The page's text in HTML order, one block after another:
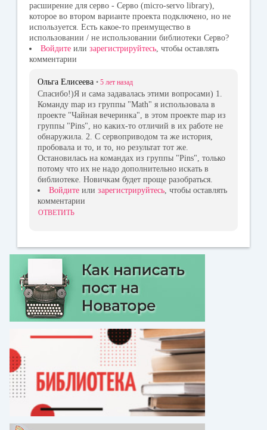
расширение для серво - Серво (micro-servo library),
которое во втором варианте проекта подключено, но не
используется. Есть какое-то преимущество в
использовании / не использовании библиотеки Серво?
Войдите или зарегистрируйтесь , чтобы оставлять
комментарии
Ольга Елисеева • 5 лет назад
Спасибо!)Я и сама задавалась этими вопросами) 1.
Команду map из группы "Math" я использовала в
проекте "Чайная вечеринка", в этом проекте map из
группы "Pins", но каких-то отличий в их работе не
обнаружила. 2. С сервоприводом та же история,
пробовала и то, и то, но результат тот же.
Остановилась на командах из группы "Pins", только
потому что их не надо дополнительно искать в
библиотеке. Новичкам будет проще разобраться.
Войдите или зарегистрируйтесь, чтобы оставлять
комментарии
ОТВЕТИТЬ